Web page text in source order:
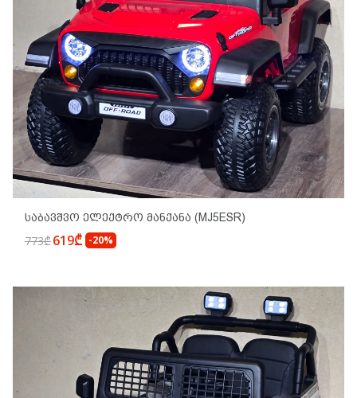
Საბავშვო Ელექტრო Მანქანა (MJ5ESR)
773₾619₾ -20%